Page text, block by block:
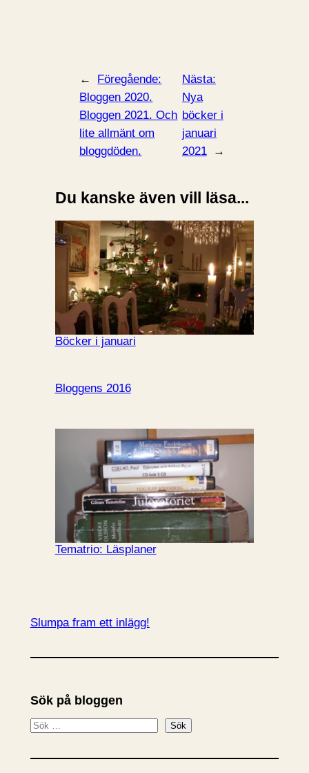
←
Föregående:
Bloggen 2020.
Bloggen 2021. Och
lite allmänt om
bloggdöden.
Nästa:
Nya
böcker i
januari
2021
→
Du kanske även vill läsa...
Böcker i januari
Bloggens 2016
Tematrio: Läsplaner
Slumpa fram ett inlägg!
Sök på bloggen
S
k
Sök